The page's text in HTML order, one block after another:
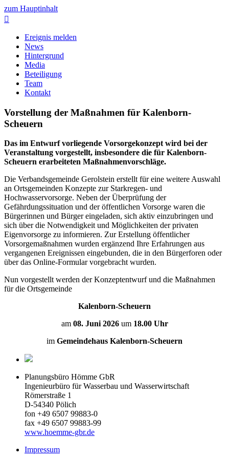
zum Hauptinhalt

Ereignis melden
News
Hintergrund
Media
Beteiligung
Team
Kontakt
Vorstellung der Maßnahmen für Kalenborn-
Scheuern
Das im Entwurf vorliegende Vorsorgekonzept wird bei der
Veranstaltung vorgestellt, insbesondere die für Kalenborn-
Scheuern erarbeiteten Maßnahmenvorschläge.
Die Verbandsgemeinde Gerolstein erstellt für eine weitere Auswahl
an Ortsgemeinden Konzepte zur Starkregen- und
Hochwasservorsorge. Neben der Überprüfung der
Gefährdungssituation und der öffentlichen Vorsorge waren die
Bürgerinnen und Bürger eingeladen, sich aktiv einzubringen und
sich über die Notwendigkeit und Möglichkeiten der privaten
Eigenvorsorge zu informieren. Zur Erstellung öffentlicher
Vorsorgemaßnahmen wurden ergänzend Ihre Erfahrungen aus
vergangenen Ereignissen eingebunden, die in den Bürgerforen oder
über das Online-Formular vorgebracht wurden.
Nun vorgestellt werden der Konzeptentwurf und die Maßnahmen
für die Ortsgemeinde
Kalenborn-Scheuern
am08. Juni 2026um 18.00 Uhr
im Gemeindehaus Kalenborn-Scheuern
Planungsbüro Hömme GbR
Ingenieurbüro für Wasserbau und Wasserwirtschaft
Römerstraße 1
D-54340 Pölich
fon +49 6507 99883-0
fax +49 6507 99883-99
www.hoemme-gbr.de
Impressum